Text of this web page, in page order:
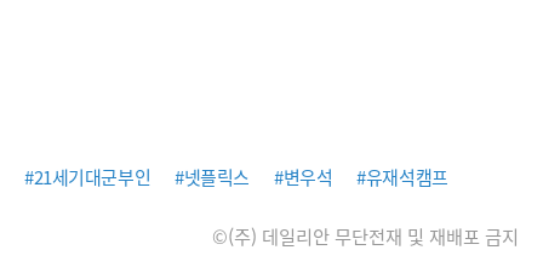
#21세기대군부인 #넷플릭스 #변우석 #유재석캠프
©(주) 데일리안 무단전재 및 재배포 금지